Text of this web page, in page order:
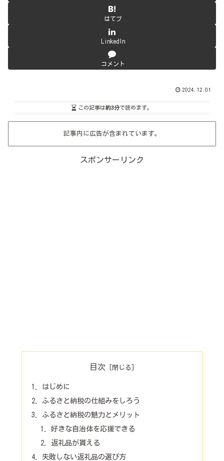
はてブ
LinkedIn
コメント
2024.12.01
この記事は約3分で読めます。
記事内に広告が含まれています。
スポンサーリンク
目次
はじめに
ふるさと納税の仕組みをしろう
ふるさと納税の魅力とメリット
好きな自治体を応援できる
返礼品が貰える
失敗しない返礼品の選び方